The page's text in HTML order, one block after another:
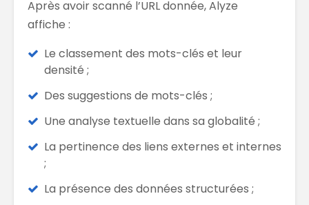
Après avoir scanné l’URL donnée, Alyze
affiche :
Le classement des mots-clés et leur
densité ;
Des suggestions de mots-clés ;
Une analyse textuelle dans sa globalité ;
La pertinence des liens externes et internes
;
La présence des données structurées ;